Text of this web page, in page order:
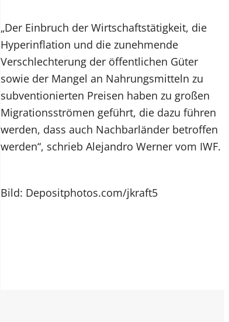
„Der Einbruch der Wirtschaftstätigkeit, die
Hyperinflation und die zunehmende
Verschlechterung der öffentlichen Güter
sowie der Mangel an Nahrungsmitteln zu
subventionierten Preisen haben zu großen
Migrationsströmen geführt, die dazu führen
werden, dass auch Nachbarländer betroffen
werden“, schrieb Alejandro Werner vom IWF.
Bild: Depositphotos.com/jkraft5